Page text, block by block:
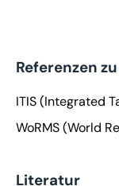
Referenzen
ITIS (Integrated
WoRMS (World
Literatur